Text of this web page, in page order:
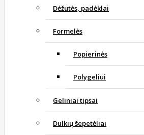
Dėžutės, padėklai
Formelės
Popierinės
Polygeliui
Geliniai tipsai
Dulkių šepetėliai